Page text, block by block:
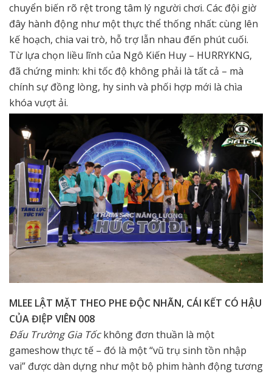
chuyển biến rõ rệt trong tâm lý người chơi. Các đội giờ
đây hành động như một thực thể thống nhất: cùng lên
kế hoạch, chia vai trò, hỗ trợ lẫn nhau đến phút cuối.
Từ lựa chọn liều lĩnh của Ngô Kiến Huy – HURRYKNG,
đã chứng minh: khi tốc độ không phải là tất cả – mà
chính sự đồng lòng, hy sinh và phối hợp mới là chìa
khóa vượt ải.
MLEE LẬT MẶT THEO PHE ĐỘC NHÃN, CÁI KẾT CÓ HẬU
CỦA ĐIỆP VIÊN 008
Đấu Trường Gia Tốckhông đơn thuần là một
gameshow thực tế – đó là một “vũ trụ sinh tồn nhập
vai” được dàn dựng như một bộ phim hành động tương